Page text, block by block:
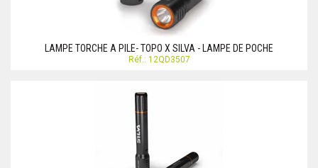
LAMPE TORCHE A PILE- TOPO X SILVA - LAMPE DE POCHE
Réf.: 12QD3507